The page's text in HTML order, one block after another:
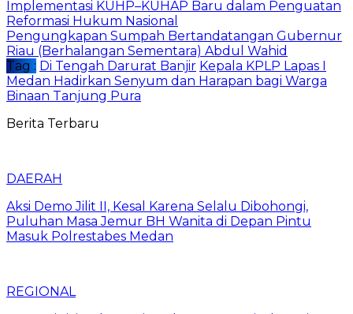
Implementasi KUHP–KUHAP Baru dalam Penguatan
Reformasi Hukum Nasional
Pengungkapan Sumpah Bertandatangan Gubernur
Riau (Berhalangan Sementara) Abdul Wahid
Tag : Di Tengah Darurat Banjir Kepala KPLP Lapas I
Medan Hadirkan Senyum dan Harapan bagi Warga
Binaan Tanjung Pura
Berita Terbaru
DAERAH
Aksi Demo Jilit II, Kesal Karena Selalu Dibohongi,
Puluhan Masa Jemur BH Wanita di Depan Pintu
Masuk Polrestabes Medan
REGIONAL